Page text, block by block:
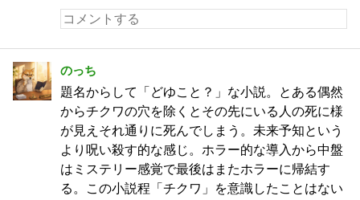
のっち
題名からして「どゆこと？」な小説。とある偶然
からチクワの穴を除くとその先にいる人の死に様
が見えそれ通りに死んでしまう。未来予知という
より呪い殺す的な感じ。ホラー的な導入から中盤
はミステリー感覚で最後はまたホラーに帰結す
る。この小説程「チクワ」を意識したことはない